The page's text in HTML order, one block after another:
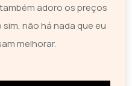
adoro os preços
não há nada que eu
melhorar.